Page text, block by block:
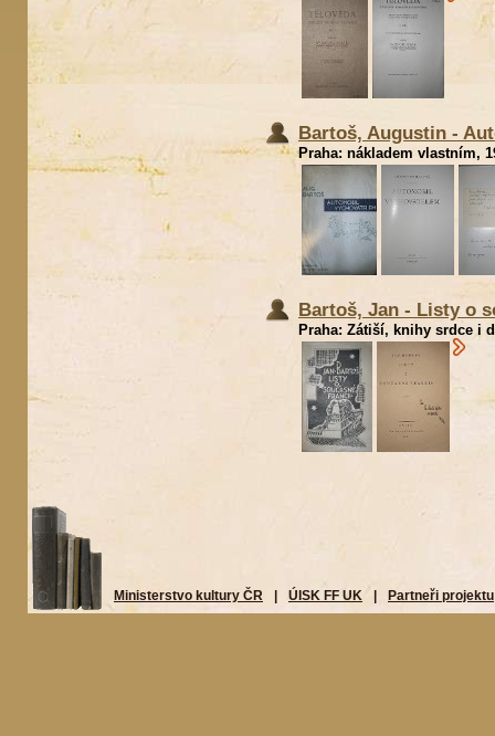
Bartoš, Augustin -
Praha: nákladem vlastním,
Bartoš, Jan - Listy o
Praha: Zátiší, knihy srdce i
Ministerstvo kultury ČR ÚISK FF UK Partneři projektu